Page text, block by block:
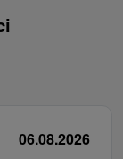
06.08.2026